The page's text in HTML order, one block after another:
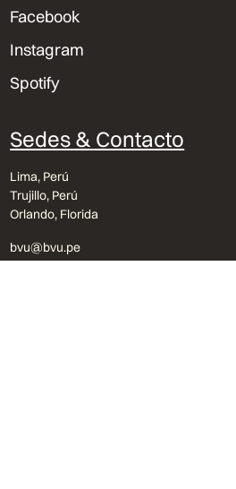
Facebook
Instagram
Spotify
Sedes & Contacto
Lima, Perú
Trujillo, Perú
Orlando, Florida
bvu@bvu.pe